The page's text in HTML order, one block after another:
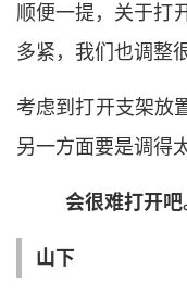
顺便一提， 关于打
多紧， 我们也调整
考虑到打开支架放
另一方面要是调得
会很难打开吧
山下